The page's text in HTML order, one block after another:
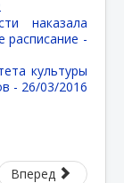
наказала
расписание -
культуры
- 26/03/2016
Вперед